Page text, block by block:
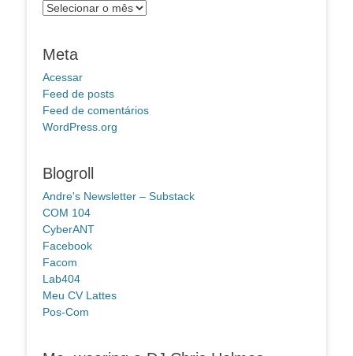
Arquivos
Meta
Acessar
Feed de posts
Feed de comentários
WordPress.org
Blogroll
Andre's Newsletter – Substack
COM 104
CyberANT
Facebook
Facom
Lab404
Meu CV Lattes
Pos-Com